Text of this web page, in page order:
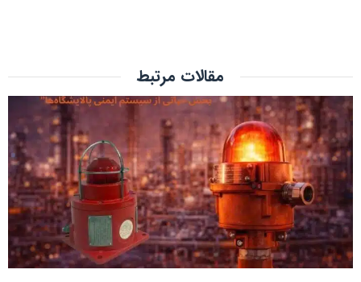
مقالات مرتبط